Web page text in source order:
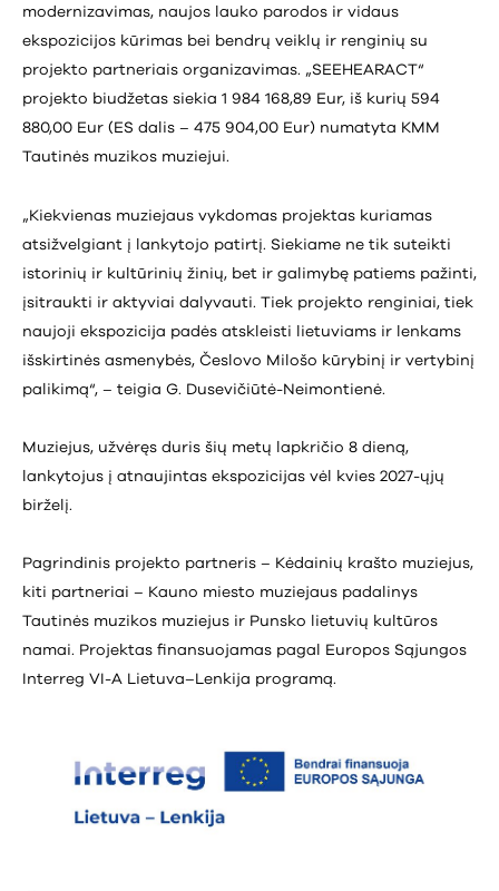
modernizavimas, naujos lauko parodos ir vidaus
ekspozicijos kūrimas bei bendrų veiklų ir renginių su
projekto partneriais organizavimas. „SEEHEARACT“
projekto biudžetas siekia 1 984 168,89 Eur, iš kurių 594
880,00 Eur (ES dalis – 475 904,00 Eur) numatyta KMM
Tautinės muzikos muziejui.
„Kiekvienas muziejaus vykdomas projektas kuriamas
atsižvelgiant į lankytojo patirtį. Siekiame ne tik suteikti
istorinių ir kultūrinių žinių, bet ir galimybę patiems pažinti,
įsitraukti ir aktyviai dalyvauti. Tiek projekto renginiai, tiek
naujoji ekspozicija padės atskleisti lietuviams ir lenkams
išskirtinės asmenybės, Česlovo Milošo kūrybinį ir vertybinį
palikimą“, – teigia G. Dusevičiūtė-Neimontienė.
Muziejus, užvėręs duris šių metų lapkričio 8 dieną,
lankytojus į atnaujintas ekspozicijas vėl kvies 2027-ųjų
birželį.
Pagrindinis projekto partneris – Kėdainių krašto muziejus,
kiti partneriai – Kauno miesto muziejaus padalinys
Tautinės muzikos muziejus ir Punsko lietuvių kultūros
namai. Projektas finansuojamas pagal Europos Sąjungos
Interreg VI-A Lietuva–Lenkija programą.